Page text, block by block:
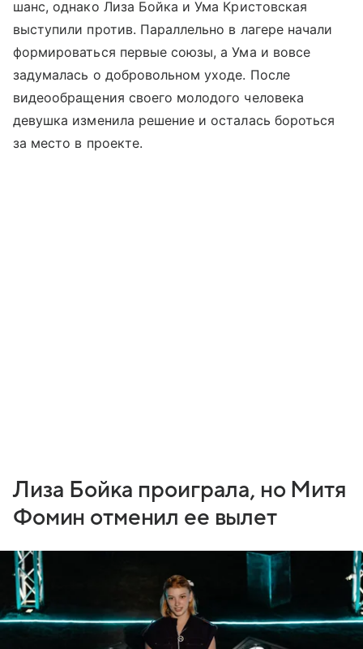
шанс, однако Лиза Бойка и Ума Кристовская
выступили против. Параллельно в лагере начали
формироваться первые союзы, а Ума и вовсе
задумалась о добровольном уходе. После
видеообращения своего молодого человека
девушка изменила решение и осталась бороться
за место в проекте.
Лиза Бойка проиграла, но Митя
Фомин отменил ее вылет